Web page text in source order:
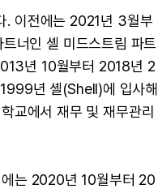
. 이전에는 2021년 3월부
너인 셸 미드스트림 파트
년 10월부터 2018년 2
년 셸(Shell)에 입사해
교에서 재무 및 재무관리
는 2020년 10월부터 20